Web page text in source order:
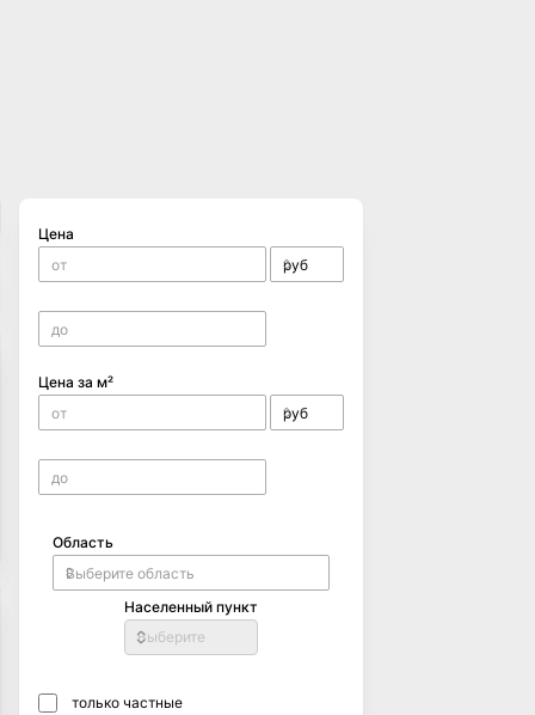
Цена
Цена за м²
Область
Населенный пункт
Выберите
только частные